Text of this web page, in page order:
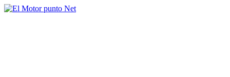
Saltar